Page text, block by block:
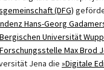
(DFG)
Hans-Georg
Bergischen Universität
Forschungsstelle Max Brod
Jena die »Digitale